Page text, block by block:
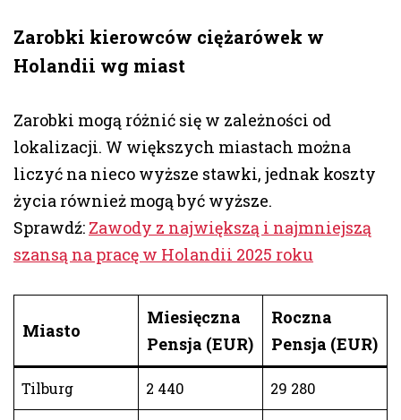
Zarobki kierowców ciężarówek w
Holandii wg miast
Zarobki mogą różnić się w zależności od
lokalizacji. W większych miastach można
liczyć na nieco wyższe stawki, jednak koszty
życia również mogą być wyższe.
Sprawdź: Zawody z największą i najmniejszą
szansą na pracę w Holandii 2025 roku
Miasto
Miesięczna
Pensja (EUR)
Roczna
Pensja (EUR)
Tilburg 2 440 29 280